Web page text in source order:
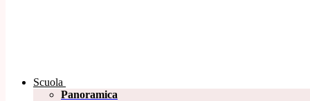
Scuola
Panoramica